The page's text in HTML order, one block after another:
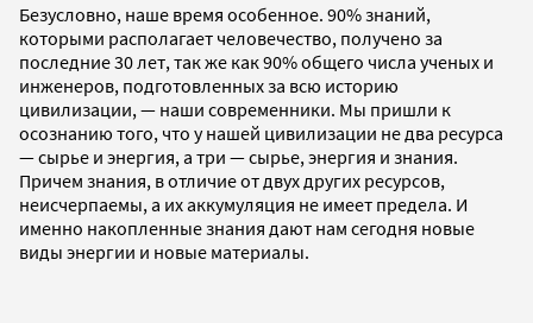
Безусловно, наше время особенное. 90% знаний,
которыми располагает человечество, получено за
последние 30 лет, так же как 90% общего числа ученых и
инженеров, подготовленных за всю историю
цивилизации, — наши современники. Мы пришли к
осознанию того, что у нашей цивилизации не два ресурса
— сырье и энергия, а три — сырье, энергия и знания.
Причем знания, в отличие от двух других ресурсов,
неисчерпаемы, а их аккумуляция не имеет предела. И
именно накопленные знания дают нам сегодня новые
виды энергии и новые материалы.